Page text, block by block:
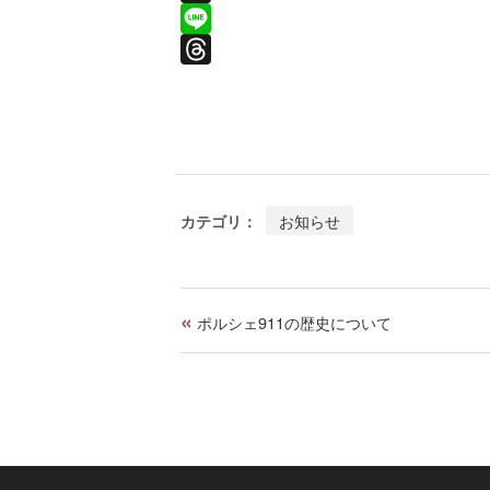
a
c
o
X
L
e
d
カテゴリ： お知らせ
« ポルシェ911の歴史について